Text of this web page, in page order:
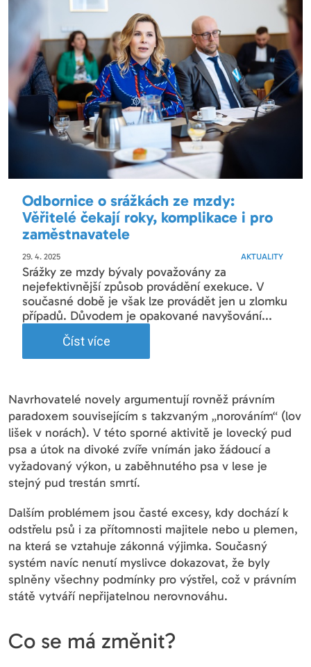
Odbornice o srážkách ze mzdy:
Věřitelé čekají roky, komplikace i pro
zaměstnavatele
29. 4. 2025 AKTUALITY
Srážky ze mzdy bývaly považovány za
nejefektivnější způsob provádění exekuce. V
současné době je však lze provádět jen u zlomku
případů. Důvodem je opakované navyšování...
Číst více
Navrhovatelé novely argumentují rovněž právním
paradoxem souvisejícím s takzvaným „norováním“ (lov
lišek v norách). V této sporné aktivitě je lovecký pud
psa a útok na divoké zvíře vnímán jako žádoucí a
vyžadovaný výkon, u zaběhnutého psa v lese je
stejný pud trestán smrtí.
Dalším problémem jsou časté excesy, kdy dochází k
odstřelu psů i za přítomnosti majitele nebo u plemen,
na která se vztahuje zákonná výjimka. Současný
systém navíc nenutí myslivce dokazovat, že byly
splněny všechny podmínky pro výstřel, což v právním
státě vytváří nepřijatelnou nerovnováhu.
Co se má změnit?